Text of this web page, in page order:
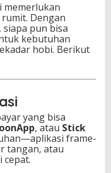
memerlukan
Dengan
pun bisa
kebutuhan
hobi. Berikut
yang bisa
, atau Stick
frame-
tangan, atau
cepat.